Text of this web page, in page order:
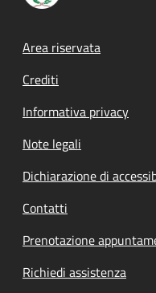
Footer menu
Area riservata
Crediti
Informativa privacy
Note legali
Dichiarazione di
Contatti
Prenotazione
Richiedi assistenza